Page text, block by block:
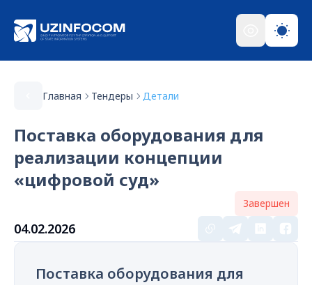
Главная Тендеры Детали
Поставка оборудования для
реализации концепции
«цифровой суд»
Завершен
04.02.2026
Поставка оборудования для